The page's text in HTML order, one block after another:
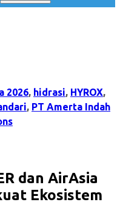
2026, hidrasi, HYROX,
, PT Amerta Indah
dan AirAsia
Ekosistem